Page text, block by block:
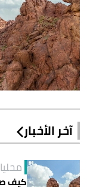
آخر الأخبار
كيف